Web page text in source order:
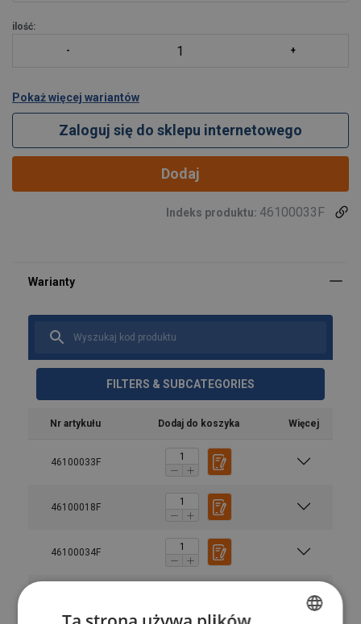
ilość:
Pokaż więcej wariantów
Zaloguj się do sklepu internetowego
Dodaj
Indeks produktu: 46100033F
FILTERS & SUBCATEGORIES
Nr artykułu Dodaj do koszyka Więcej
46100033F
46100018F
46100034F
Zakończenie:
User Manuals
Haklift VAP ANG, SE, FI, PL, CZ, SK, HU.pdf